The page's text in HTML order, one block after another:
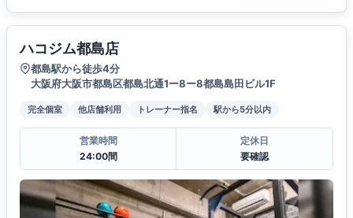
ハコジム都島店
都島駅から徒歩4分
大阪府大阪市都島区都島北通1ー8ー8都島島田ビル1F
完全個室 他店舗利用 トレーナー指名 駅から5分以内
営業時間
24:00間
定休日
要確認